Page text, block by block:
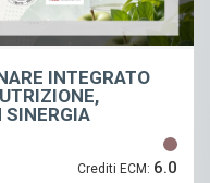
INTEGRATO
SINERGIA
Crediti ECM: 6.0